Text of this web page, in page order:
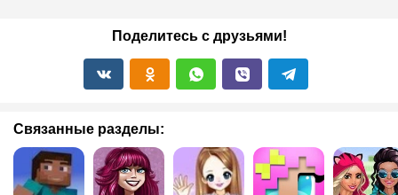
Поделитесь с друзьями!
Связанные разделы: